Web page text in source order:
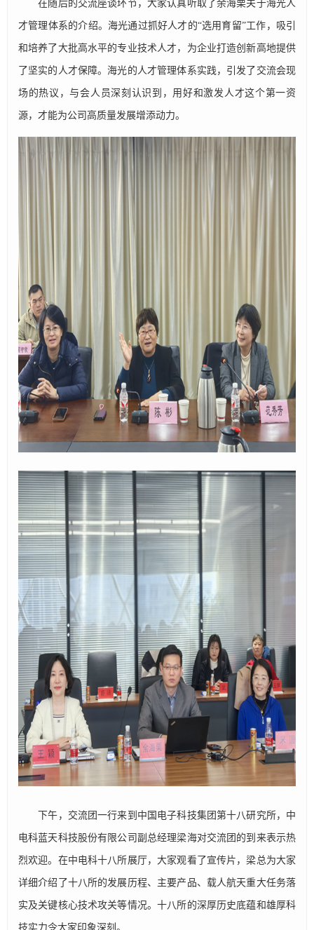
在随后的交流座谈环节，大家认真听取了余海栗关于海光人
才管理体系的介绍。海光通过抓好人才的“选用育留”工作，吸引
和培养了大批高水平的专业技术人才，为企业打造创新高地提供
了坚实的人才保障。海光的人才管理体系实践，引发了交流会现
场的热议，与会人员深刻认识到，用好和激发人才这个第一资
源，才能为公司高质量发展增添动力。
下午，交流团一行来到中国电子科技集团第十八研究所，中
电科蓝天科技股份有限公司副总经理梁海对交流团的到来表示热
烈欢迎。在中电科十八所展厅，大家观看了宣传片，梁总为大家
详细介绍了十八所的发展历程、主要产品、载人航天重大任务落
实及关键核心技术攻关等情况。十八所的深厚历史底蕴和雄厚科
技实力令大家印象深刻。